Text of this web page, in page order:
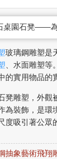
玻璃鋼雕塑是
、水面雕塑
的實用物品的
凳雕塑，外觀
為裝飾，是環
度吸引著公眾
抽象藝術飛翔